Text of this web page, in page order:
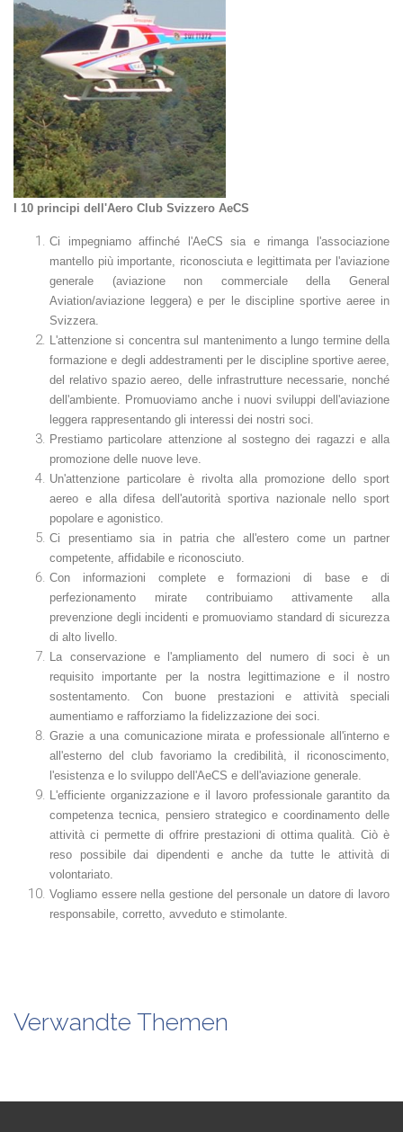
I 10 principi dell'Aero Club Svizzero AeCS
Ci impegniamo affinché l'AeCS sia e rimanga l'associazione
mantello più importante, riconosciuta e legittimata per l'aviazione
generale (aviazione non commerciale della General
Aviation/aviazione leggera) e per le discipline sportive aeree in
Svizzera.
L'attenzione si concentra sul mantenimento a lungo termine della
formazione e degli addestramenti per le discipline sportive aeree,
del relativo spazio aereo, delle infrastrutture necessarie, nonché
dell'ambiente. Promuoviamo anche i nuovi sviluppi dell'aviazione
leggera rappresentando gli interessi dei nostri soci.
Prestiamo particolare attenzione al sostegno dei ragazzi e alla
promozione delle nuove leve.
Un'attenzione particolare è rivolta alla promozione dello sport
aereo e alla difesa dell'autorità sportiva nazionale nello sport
popolare e agonistico.
Ci presentiamo sia in patria che all'estero come un partner
competente, affidabile e riconosciuto.
Con informazioni complete e formazioni di base e di
perfezionamento mirate contribuiamo attivamente alla
prevenzione degli incidenti e promuoviamo standard di sicurezza
di alto livello.
La conservazione e l'ampliamento del numero di soci è un
requisito importante per la nostra legittimazione e il nostro
sostentamento. Con buone prestazioni e attività speciali
aumentiamo e rafforziamo la fidelizzazione dei soci.
Grazie a una comunicazione mirata e professionale all'interno e
all'esterno del club favoriamo la credibilità, il riconoscimento,
l'esistenza e lo sviluppo dell'AeCS e dell'aviazione generale.
L'efficiente organizzazione e il lavoro professionale garantito da
competenza tecnica, pensiero strategico e coordinamento delle
attività ci permette di offrire prestazioni di ottima qualità. Ciò è
reso possibile dai dipendenti e anche da tutte le attività di
volontariato.
Vogliamo essere nella gestione del personale un datore di lavoro
responsabile, corretto, avveduto e stimolante.
Verwandte Themen